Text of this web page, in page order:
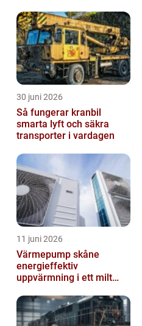
30 juni 2026
Så fungerar kranbil
smarta lyft och säkra
transporter i vardagen
11 juni 2026
Värmepump skåne
energieffektiv
uppvärmning i ett milt